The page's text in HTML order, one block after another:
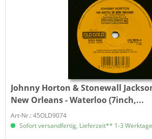
Johnny Horton & Stonewall
New Orleans - Waterloo (7inch,...
Art-Nr.: 45OLD9074
Sofort versandfertig, Lieferzeit** 1-3 Werktage